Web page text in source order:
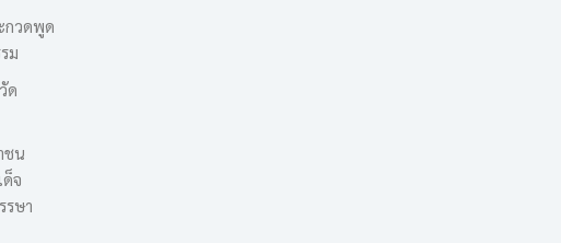
กวดพูด
ม
ด
ชน
จ
รษา